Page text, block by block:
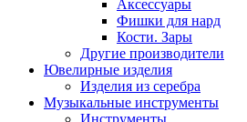
Аксессуары
Фишки для нард
Кости. Зары
Другие производители
Ювелирные изделия
Изделия из серебра
Музыкальные инструменты
Инструменты